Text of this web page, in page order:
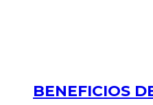
BENEFICIOS